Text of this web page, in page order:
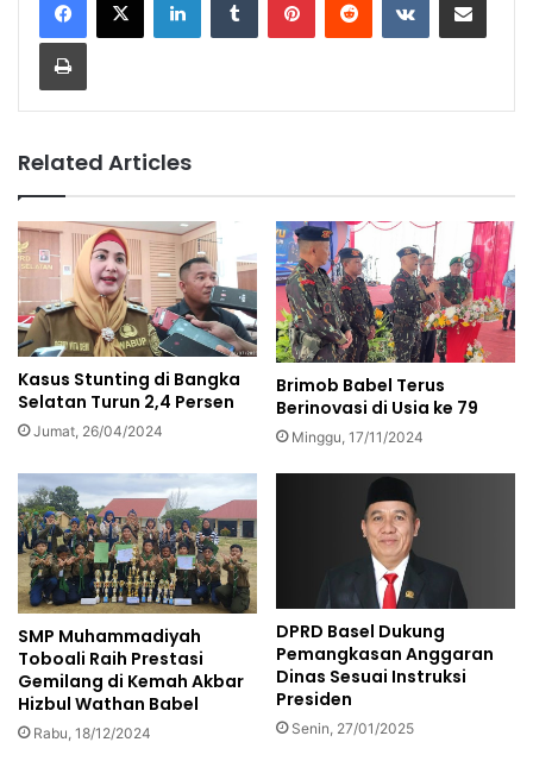
Print
Related Articles
Kasus Stunting di Bangka
Selatan Turun 2,4 Persen
Jumat, 26/04/2024
Brimob Babel Terus
Berinovasi di Usia ke 79
Minggu, 17/11/2024
SMP Muhammadiyah
Toboali Raih Prestasi
Gemilang di Kemah Akbar
Hizbul Wathan Babel
Rabu, 18/12/2024
DPRD Basel Dukung
Pemangkasan Anggaran
Dinas Sesuai Instruksi
Presiden
Senin, 27/01/2025